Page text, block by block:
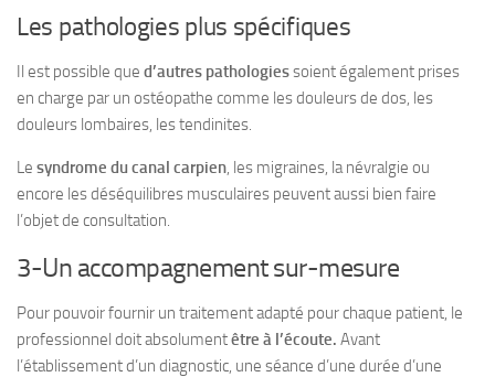
Les pathologies plus spécifiques
Il est possible que d’autres pathologiessoient également prises
en charge par un ostéopathe comme les douleurs de dos, les
douleurs lombaires, lestendinites.
Le syndrome du canal carpien, les migraines, la névralgie ou
encore les déséquilibres musculaires peuvent aussi bien faire
l’objet de consultation.
3-Un accompagnement sur-mesure
Pour pouvoir fournir un traitement adapté pour chaque patient, le
professionnel doit absolumentêtre à l’écoute. Avant
l’établissement d’un diagnostic, une séance d’une durée d’une